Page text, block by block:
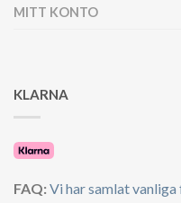
MITT KONTO
KLARNA
FAQ:Vi har samlat